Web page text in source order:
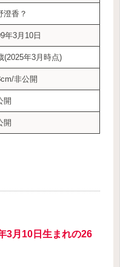
澄香？
年3月10日
(2025年3月時点)
非公開
開
開
3月10日生まれの26